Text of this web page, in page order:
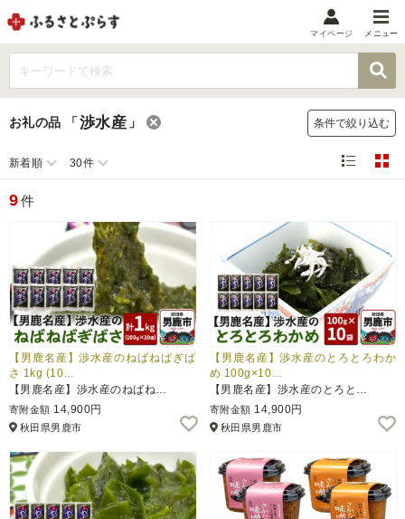
メニュー
マイメニュー
マイページ
メニュー
お礼の品から探す
お礼の品をカテゴリや金額で絞り込み
自治体から探す
ランキング
特集・おすすめ
ふるさと納税とは
控除額シミュレータ Q&A
マイページ
お礼の品 「渉水産 」 条件で絞り込む
新着順 30件
9件
【男鹿名産】渉水産のねばねばぎば
さ 1kg (10…
【男鹿名産】渉水産のねばね…
寄附金額 14,900円
秋田県男鹿市
【男鹿名産】渉水産のとろとろわか
め 100g×10…
【男鹿名産】渉水産のとろと…
寄附金額 14,900円
秋田県男鹿市